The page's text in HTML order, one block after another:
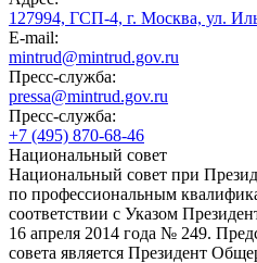
127994, ГСП-4, г. Москва, ул.
E-mail:
mintrud@mintrud.gov.ru
Пресс-служба:
pressa@mintrud.gov.ru
Пресс-служба:
+7 (495) 870-68-46
Национальный совет
Национальный совет при
по профессиональным
соответствии с Указом
16 апреля 2014 года № 249.
совета является Президент